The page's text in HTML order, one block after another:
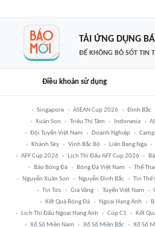
TẢI ỨNG DỤNG
ĐỂ KHÔNG BỎ SÓT TIN
Điều khoản sử dụng
Singapore ASEAN Cup 2026 Đình Bắc
Xuân Son
Triệu Thị Tâm Indonesia
Đội Tuyển Việt Nam
Doanh Nghiệp
Khánh Sky
Vịnh Bắc Bộ Liên Bang Nga
AFF Cup 2026
Lịch Thi Đấu AFF Cup 2026
Báo Bóng Đá
Bóng Đá Việt Nam Thể
Nguyễn Xuân Son
Nguyễn Đình Bắc Tin Thế
Tin Tức
Giá Vàng Tuyển Việt Nam
Kết Quả Bóng Đá
Ngoại Hạng Anh
Lịch Thi Đấu Ngoại Hạng Anh
Cúp C1 Kết
Xổ Số Miền Nam
Xổ Số Miền Bắc Xổ Số